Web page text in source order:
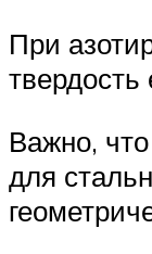
При
твердость
Важно,
для